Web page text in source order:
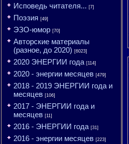
Исповедь читателя... [7]
Поэзия [49]
ЭЗО-юмор [70]
Авторские материалы
(разное, до 2020) [6023]
2020 ЭНЕРГИИ года [114]
2020 - энергии месяцев [479]
2018 - 2019 ЭНЕРГИИ года и
месяцев [106]
2017 - ЭНЕРГИИ года и
месяцев [11]
2016 - ЭНЕРГИИ года [31]
2016 - энергии месяцев [223]